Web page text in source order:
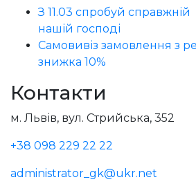
З 11.03 спробуй
нашій господі
Самовивіз замовлення з
знижка 10%
Контакти
м. Львів, вул. Стрийська, 352
+38 098 229 22 22
administrator_gk@ukr.net